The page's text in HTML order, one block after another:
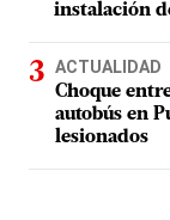
instalación
ACTUALIDAD
Choque
autobús en
lesionados